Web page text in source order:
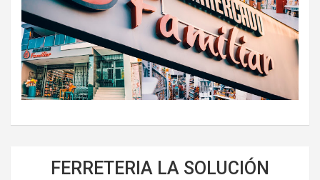
FERRETERIA LA SOLUCIÓN